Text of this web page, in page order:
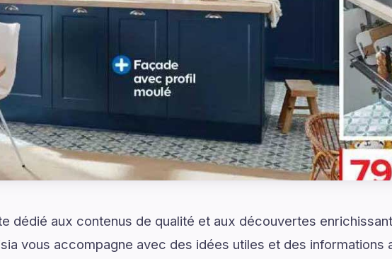
dédié aux contenus de qualité et aux découvertes
vous accompagne avec des idées utiles et des informations